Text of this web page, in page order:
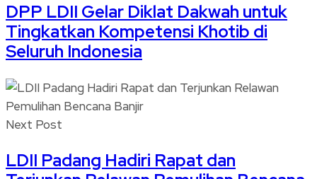
DPP LDII Gelar Diklat Dakwah untuk
Tingkatkan Kompetensi Khotib di
Seluruh Indonesia
Next Post
LDII Padang Hadiri Rapat dan